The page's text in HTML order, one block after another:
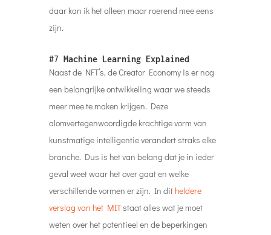
daar kan ik het alleen maar roerend mee eens
zijn.
#7 Machine Learning Explained
Naast de NFT’s, de Creator Economy is er nog
een belangrijke ontwikkeling waar we steeds
meer mee te maken krijgen. Deze
alomvertegenwoordigde krachtige vorm van
kunstmatige intelligentie verandert straks elke
branche. Dus is het van belang dat je in ieder
geval weet waar het over gaat en welke
verschillende vormen er zijn. In ditheldere
verslag van het MITstaat alles wat je moet
weten over het potentieel en de beperkingen